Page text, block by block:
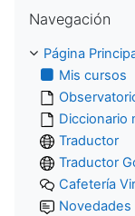
Navegación
Página
Mis cursos
Diccionario
Traductor
Traductor
Cafetería
Novedades